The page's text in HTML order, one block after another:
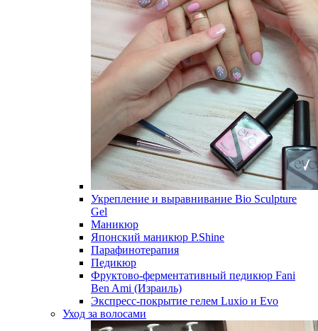
Укрепление и выравнивание Bio Sculpture
Gel
Маникюр
Японский маникюр P.Shine
Парафинотерапия
Педикюр
Фруктово-ферментативный педикюр Fani
Ben Ami (Израиль)
Экспресс-покрытие гелем Luxio и Evo
Уход за волосами